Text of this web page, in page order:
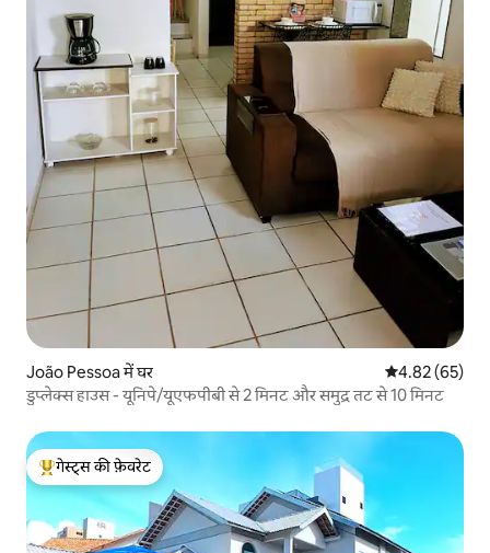
João Pessoa में घर औसत रेटिंग 5 में
4.82 (65)
डुप्लेक्स हाउस - यूनिपे/यूएफपीबी से 2 मिनट और समुद्र तट से 10 मिनट
गेस्ट्स का टॉप फ़ेवरेट
गेस्ट्स की फ़ेवरेट